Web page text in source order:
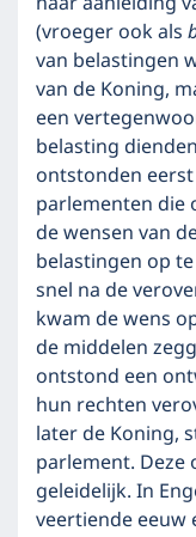
(vroeger ook als
van belastingen
van de Koning,
een
belasting
ontstonden
parlementen die
de wensen van
belastingen op
snel na de
kwam de wens
de middelen
ontstond een
hun rechten
later de Koning,
parlement.
geleidelijk. In
veertiende eeuw